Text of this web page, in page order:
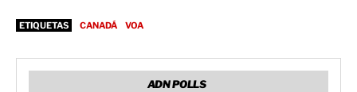
ETIQUETAS CANADÁ VOA
ADN POLLS